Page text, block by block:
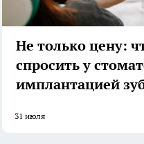
Не только цену:
спросить у
имплантацией
31 июля